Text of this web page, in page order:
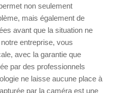
non seulement
mais également de
avant que la situation ne
entreprise, vous
avec la garantie que
par des professionnels
ne laisse aucune place à
par la caméra est une